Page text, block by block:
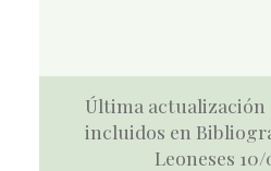
Última actualización
incluidos en
Leoneses